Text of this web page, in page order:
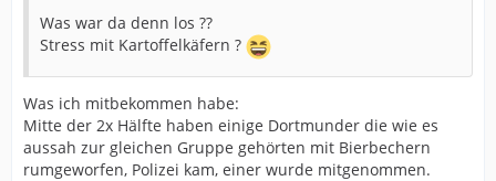
Was war da denn los ??
Stress mit Kartoffelkäfern ?
Was ich mitbekommen habe:
Mitte der 2x Hälfte haben einige Dortmunder die wie es
aussah zur gleichen Gruppe gehörten mit Bierbechern
rumgeworfen, Polizei kam, einer wurde mitgenommen.